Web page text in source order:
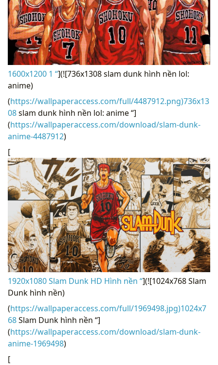
1600x1200 1 “](![736x1308 slam dunk hình nền lol:
anime)
(https://wallpaperaccess.com/full/4487912.png)736x13
08slam dunk hình nền lol: anime “]
(https://wallpaperaccess.com/download/slam-dunk-
anime-4487912)
[
1920x1080 Slam Dunk HD Hình nền “](![1024x768 Slam
Dunk hình nền)
(https://wallpaperaccess.com/full/1969498.jpg)1024x7
68Slam Dunk hình nền “]
(https://wallpaperaccess.com/download/slam-dunk-
anime-1969498)
[